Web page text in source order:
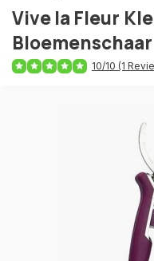
Vive la Fleur
Bloemenschaar
10/10 (1